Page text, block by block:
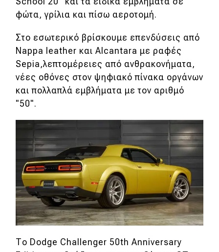
Τεχνολογία
Ασφάλεια
Αγορά
Απόψεις
Δοκιμή
Αποστολή
Συγκρίνουμε
Αγώνες
Formula 1
WRC
φώτα, γρίλια και πίσω αεροτομή.
Στο εσωτερικό βρίσκουμε επενδύσεις από
Nappa leather και Alcantara με ραφές
Sepia,λεπτομέρειες από ανθρακονήματα,
νέες οθόνες στον ψηφιακό πίνακα οργάνων
και πολλαπλά εμβλήματα με τον αριθμό
"50".
Το Dodge Challenger 50th Anniversary